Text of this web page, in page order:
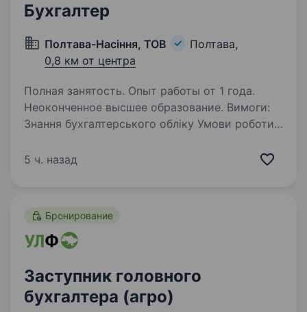
Бухгалтер
Полтава-Насіння, ТОВ
Полтава,
0,8 км от центра
Полная занятость. Опыт работы от 1 года.
Неоконченное высшее образование. Вимоги:
Знання бухгалтерського обліку Умови роботи:
первинної документації
5 ч. назад
Бронирование
Заступник головного
бухгалтера (агро)